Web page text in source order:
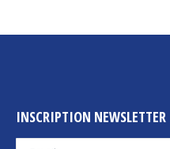
INSCRIPTION NEWSLETTER